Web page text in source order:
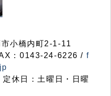
小橋内町2-1-11
：0143-24-6226 / f
休日：土曜日・日曜